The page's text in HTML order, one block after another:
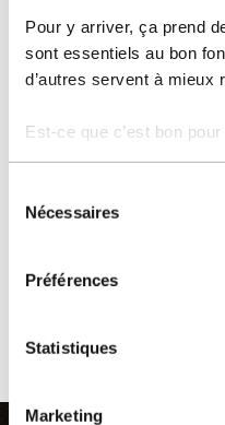
Pour y arriver, ça prend
sont essentiels au bon
d’autres servent à mieux
Est-ce que c’est bon
Nécessaires
Préférences
Statistiques
Marketing